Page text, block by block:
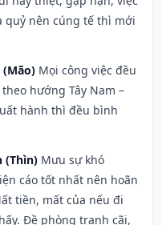
nên cúng tế thì mới
(Mão) Mọi công việc đều
hướng Tây Nam –
hành thì đều bình
(Thìn) Mưu sự khó
cáo tốt nhất nên hoãn
tiền, mất của nếu đi
Đề phòng tranh cãi,